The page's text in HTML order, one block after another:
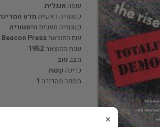
שפהאנגלית
קטגוריה ראשיתמדע
קטגוריה משניתהיסטוריה
שם ההוצאהPress
שנת ההוצאה1952
מצבטוב
כריכה קשה
מספר מהדורה 1
×